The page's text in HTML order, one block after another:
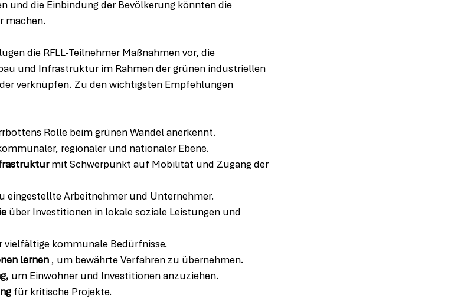
und die Einbindung der Bevölkerung könnten die
machen.
die RFLL-Teilnehmer Maßnahmen vor, die
und Infrastruktur im Rahmen der grünen industriellen
verknüpfen. Zu den wichtigsten Empfehlungen
Rolle beim grünen Wandel anerkennt.
regionaler und nationaler Ebene.
mit Schwerpunkt auf Mobilität und Zugang der
eingestellte Arbeitnehmer und Unternehmer.
über Investitionen in lokale soziale Leistungen und
vielfältige kommunale Bedürfnisse.
lernen , um bewährte Verfahren zu übernehmen.
um Einwohner und Investitionen anzuziehen.
für kritische Projekte.